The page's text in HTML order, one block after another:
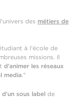
des métiers de
à l'école de
missions. Il
d'animer les réseaux
media."
sous label de